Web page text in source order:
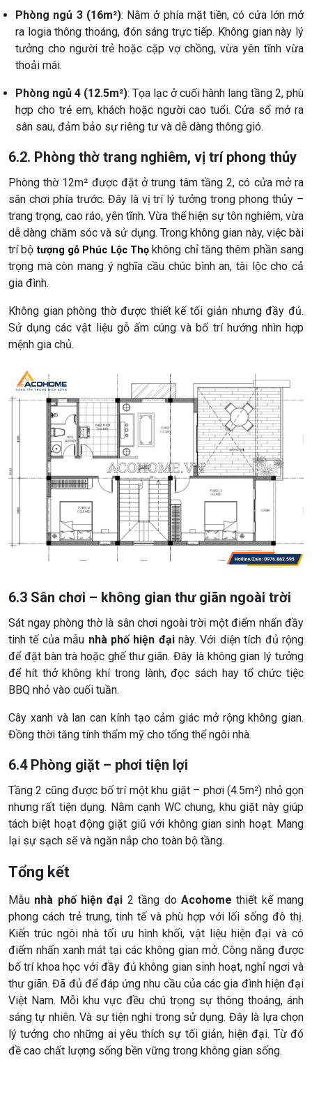
Phòng ngủ 3 (16m²): Nằm ở phía mặt tiền, có cửa lớn mở
ra logia thông thoáng, đón sáng trực tiếp. Không gian này lý
tưởng cho người trẻ hoặc cặp vợ chồng, vừa yên tĩnh vừa
thoải mái.
Phòng ngủ 4 (12.5m²): Tọa lạc ở cuối hành lang tầng 2, phù
hợp cho trẻ em, khách hoặc người cao tuổi. Cửa sổ mở ra
sân sau, đảm bảo sự riêng tư và dễ dàng thông gió.
6.2. Phòng thờ trang nghiêm, vị trí phong thủy
Phòng thờ 12m² được đặt ở trung tâm tầng 2, có cửa mở ra
sân chơi phía trước. Đây là vị trí lý tưởng trong phong thủy –
trang trọng, cao ráo, yên tĩnh. Vừa thể hiện sự tôn nghiêm, vừa
dễ dàng chăm sóc và sử dụng. Trong không gian này, việc bài
trí bộtượng gỗ Phúc Lộc Thọ không chỉ tăng thêm phần sang
trọng mà còn mang ý nghĩa cầu chúc bình an, tài lộc cho cả
gia đình.
Không gian phòng thờ được thiết kế tối giản nhưng đầy đủ.
Sử dụng các vật liệu gỗ ấm cúng và bố trí hướng nhìn hợp
mệnh gia chủ.
6.3 Sân chơi – không gian thư giãn ngoài trời
Sát ngay phòng thờ là sân chơi ngoài trời một điểm nhấn đầy
tinh tế của mẫu nhà phố hiện đạinày. Với diện tích đủ rộng
để đặt bàn trà hoặc ghế thư giãn. Đây là không gian lý tưởng
để hít thở không khí trong lành, đọc sách hay tổ chức tiệc
BBQ nhỏ vào cuối tuần.
Cây xanh và lan can kính tạo cảm giác mở rộng không gian.
Đồng thời tăng tính thẩm mỹ cho tổng thể ngôi nhà.
6.4 Phòng giặt – phơi tiện lợi
Tầng 2 cũng được bố trí một khu giặt – phơi (4.5m²) nhỏ gọn
nhưng rất tiện dụng. Nằm cạnh WC chung, khu giặt này giúp
tách biệt hoạt động giặt giũ với không gian sinh hoạt. Mang
lại sự sạch sẽ và ngăn nắp cho toàn bộ tầng.
Tổng kết
Mẫu nhà phố hiện đại 2 tầng do Acohome thiết kế mang
phong cách trẻ trung, tinh tế và phù hợp với lối sống đô thị.
Kiến trúc ngôi nhà tối ưu hình khối, vật liệu hiện đại và có
điểm nhấn xanh mát tại các không gian mở. Công năng được
bố trí khoa học với đầy đủ không gian sinh hoạt, nghỉ ngơi và
thư giãn. Đã đủ để đáp ứng nhu cầu của các gia đình hiện đại
Việt Nam. Mỗi khu vực đều chú trọng sự thông thoáng, ánh
sáng tự nhiên. Và sự tiện nghi trong sử dụng. Đây là lựa chọn
lý tưởng cho những ai yêu thích sự tối giản, hiện đại. Từ đó
đề cao chất lượng sống bền vững trong không gian sống.